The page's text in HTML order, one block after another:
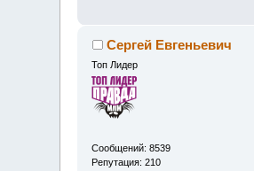
Сергей Евгеньевич
Топ Лидер
Сообщений: 8539
Репутация: 210